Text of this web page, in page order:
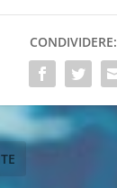
CONDIVIDERE: